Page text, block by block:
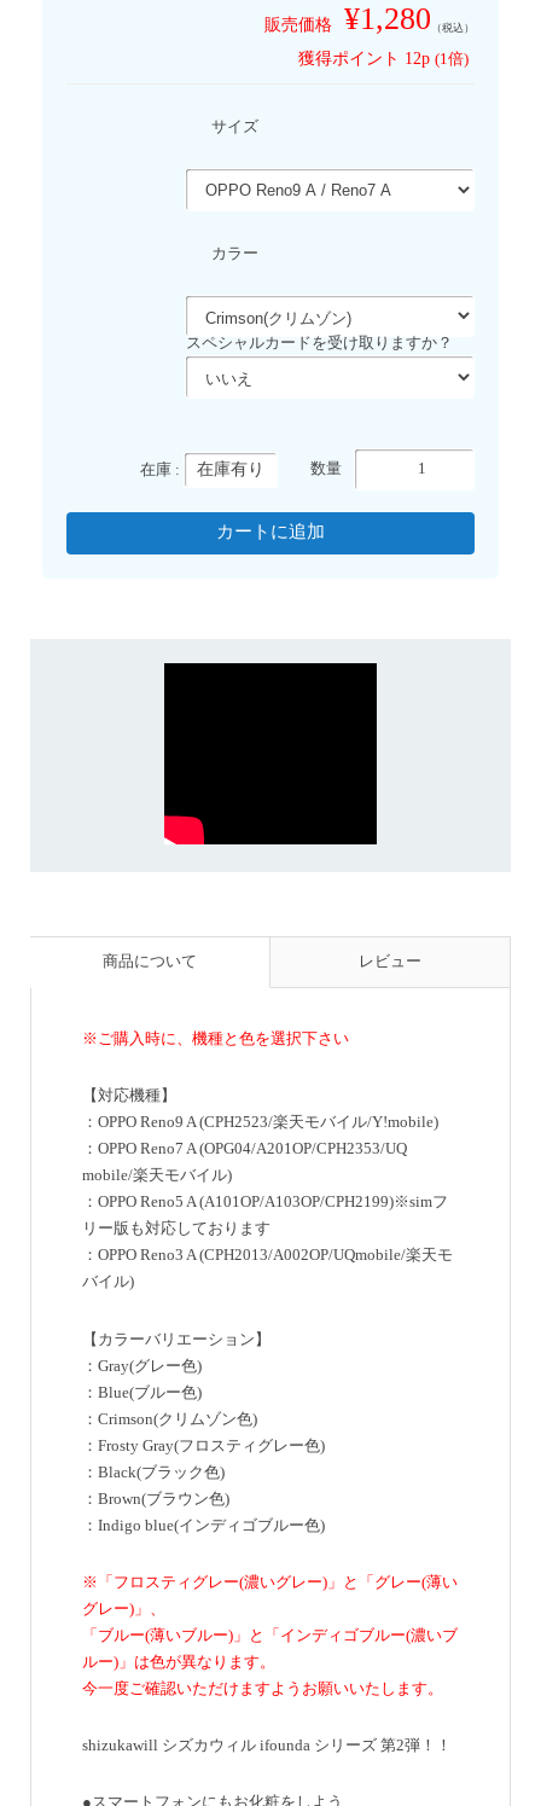
販売価格 ¥1,280 （税込）
獲得ポイント 12p (1倍)
サイズ
カラー
スペシャルカードを受け取りますか？
数量
在庫 : 在庫有り
商品について レビュー
※ご購入時に、機種と色を選択下さい
【対応機種】
：OPPO Reno9 A (CPH2523/楽天モバイル/Y!mobile)
：OPPO Reno7 A (OPG04/A201OP/CPH2353/UQ
mobile/楽天モバイル)
：OPPO Reno5 A (A101OP/A103OP/CPH2199)※simフ
リー版も対応しております
：OPPO Reno3 A (CPH2013/A002OP/UQmobile/楽天モ
バイル)
【カラーバリエーション】
：Gray(グレー色)
：Blue(ブルー色)
：Crimson(クリムゾン色)
：Frosty Gray(フロスティグレー色)
：Black(ブラック色)
：Brown(ブラウン色)
：Indigo blue(インディゴブルー色)
※「フロスティグレー(濃いグレー)」と「グレー(薄い
グレー)」、
「ブルー(薄いブルー)」と「インディゴブルー(濃いブ
ルー)」は色が異なります。
今一度ご確認いただけますようお願いいたします。
shizukawill シズカウィル ifounda シリーズ 第2弾！！
●スマートフォンにもお化粧をしよう